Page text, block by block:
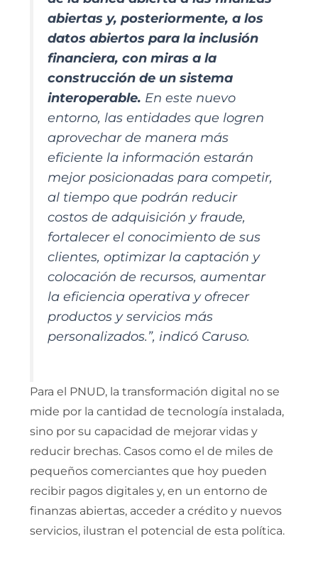
abiertas y, posteriormente, a los
datos abiertos para la inclusión
financiera, con miras a la
construcción de un sistema
interoperable. En este nuevo
entorno, las entidades que logren
aprovechar de manera más
eficiente la información estarán
mejor posicionadas para competir,
al tiempo que podrán reducir
costos de adquisición y fraude,
fortalecer el conocimiento de sus
clientes, optimizar la captación y
colocación de recursos, aumentar
la eficiencia operativa y ofrecer
productos y servicios más
personalizados.”, indicó Caruso.
Para el PNUD, la transformación digital no se
mide por la cantidad de tecnología instalada,
sino por su capacidad de mejorar vidas y
reducir brechas. Casos como el de miles de
pequeños comerciantes que hoy pueden
recibir pagos digitales y, en un entorno de
finanzas abiertas, acceder a crédito y nuevos
servicios, ilustran el potencial de esta política.